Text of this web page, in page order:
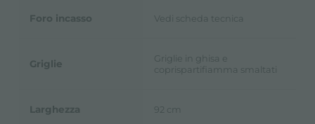
Foro incasso Vedi scheda tecnica
Griglie
Griglie in ghisa e
coprispartifiamma smaltati
Larghezza 92 cm